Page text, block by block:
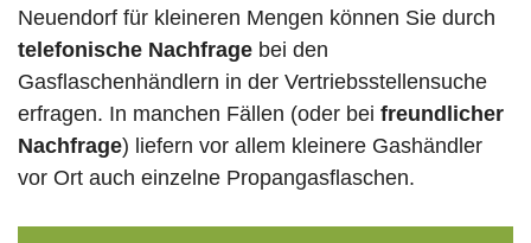
Neuendorf für kleineren Mengen können Sie durch
telefonische Nachfrage bei den
Gasflaschenhändlern in der Vertriebsstellensuche
erfragen. In manchen Fällen (oder bei freundlicher
Nachfrage) liefern vor allem kleinere Gashändler
vor Ort auch einzelne Propangasflaschen.